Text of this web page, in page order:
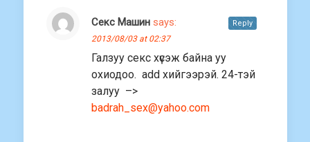
Секс Машин says:
2013/08/03 at 02:37
Галзуу секс хүсэж байна уу
охиодоо. add хийгээрэй. 24-тэй
залуу –>
badrah_sex@yahoo.com
Reply